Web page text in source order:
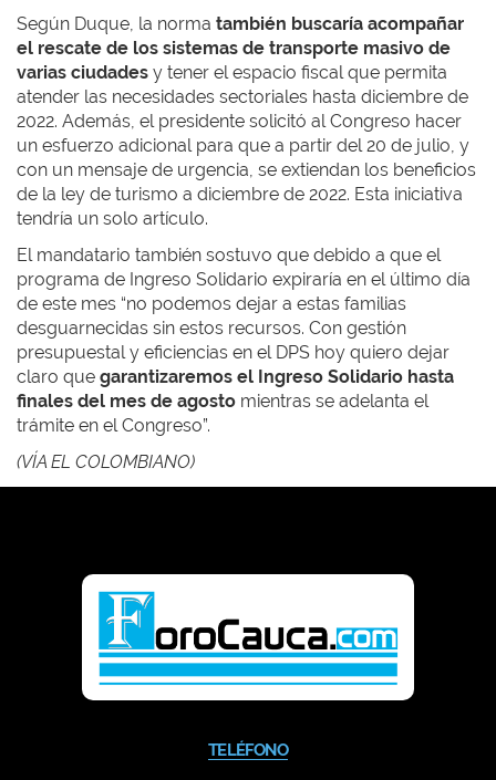
Según Duque, la norma también buscaría acompañar
el rescate de los sistemas de transporte masivo de
varias ciudades y tener el espacio fiscal que permita
atender las necesidades sectoriales hasta diciembre de
2022. Además, el presidente solicitó al Congreso hacer
un esfuerzo adicional para que a partir del 20 de julio, y
con un mensaje de urgencia, se extiendan los beneficios
de la ley de turismo a diciembre de 2022. Esta iniciativa
tendría un solo artículo.
El mandatario también sostuvo que debido a que el
programa de Ingreso Solidario expiraría en el último día
de este mes “no podemos dejar a estas familias
desguarnecidas sin estos recursos. Con gestión
presupuestal y eficiencias en el DPS hoy quiero dejar
claro que garantizaremos el Ingreso Solidario hasta
finales del mes de agosto mientras se adelanta el
trámite en el Congreso”.
(VÍA EL COLOMBIANO)
TELÉFONO